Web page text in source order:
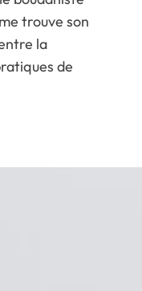
trouve son
la
de